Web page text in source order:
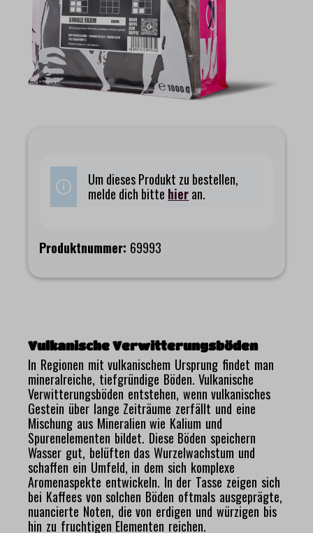
Um dieses Produkt zu bestellen,
melde dich bitte hieran.
Produktnummer: 69993
Vulkanische Verwitterungsböden
In Regionen mit vulkanischem Ursprung findet man
mineralreiche, tiefgründige Böden. Vulkanische
Verwitterungsböden entstehen, wenn vulkanisches
Gestein über lange Zeiträume zerfällt und eine
Mischung aus Mineralien wie Kalium und
Spurenelementen bildet. Diese Böden speichern
Wasser gut, belüften das Wurzelwachstum und
schaffen ein Umfeld, in dem sich komplexe
Aromenaspekte entwickeln. In der Tasse zeigen sich
bei Kaffees von solchen Böden oftmals ausgeprägte,
nuancierte Noten, die von erdigen und würzigen bis
hin zu fruchtigen Elementen reichen.